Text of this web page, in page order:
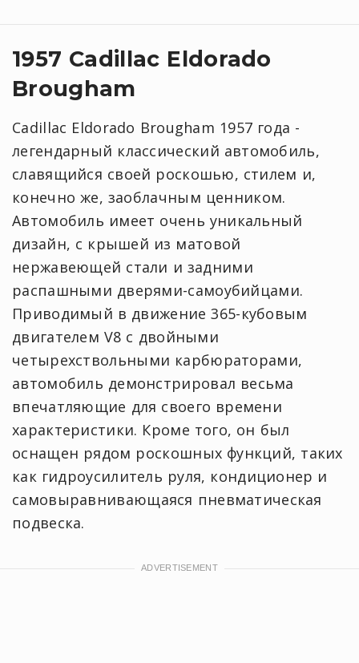
1957 Cadillac Eldorado
Brougham
Cadillac Eldorado Brougham 1957 года -
легендарный классический автомобиль,
славящийся своей роскошью, стилем и,
конечно же, заоблачным ценником.
Автомобиль имеет очень уникальный
дизайн, с крышей из матовой
нержавеющей стали и задними
распашными дверями-самоубийцами.
Приводимый в движение 365-кубовым
двигателем V8 с двойными
четырехствольными карбюраторами,
автомобиль демонстрировал весьма
впечатляющие для своего времени
характеристики. Кроме того, он был
оснащен рядом роскошных функций, таких
как гидроусилитель руля, кондиционер и
самовыравнивающаяся пневматическая
подвеска.